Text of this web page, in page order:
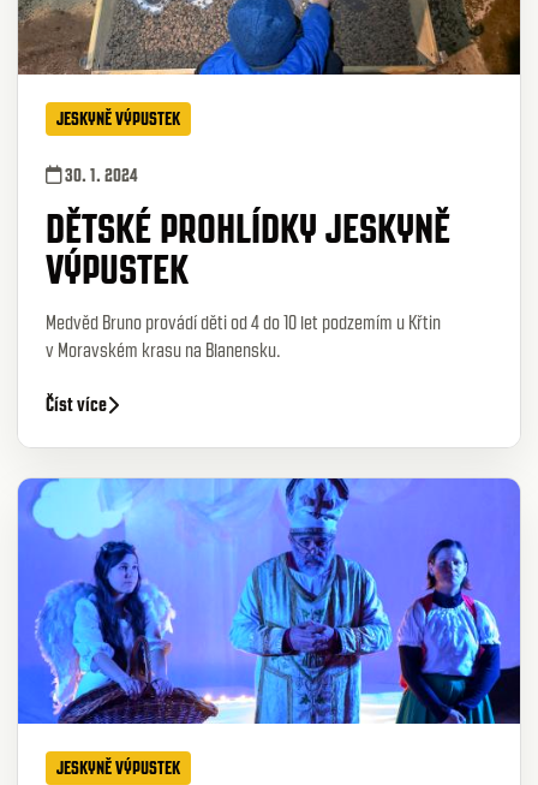
JESKYNĚ VÝPUSTEK
30. 1. 2024
DĚTSKÉ PROHLÍDKY JESKYNĚ
VÝPUSTEK
Medvěd Bruno provádí děti od 4 do 10 let podzemím u Křtin
v Moravském krasu na Blanensku.
Číst více
JESKYNĚ VÝPUSTEK